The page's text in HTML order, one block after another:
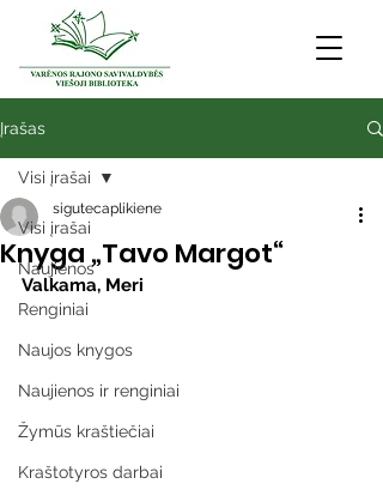
Įrašas
Visi įrašai
Naujienos
Renginiai
Naujos knygos
Naujienos ir renginiai
Žymūs kraštiečiai
Kraštotyros darbai
Visi įrašai
Knyga „Tavo Margot“
sigutecaplikiene
Valkama, Meri